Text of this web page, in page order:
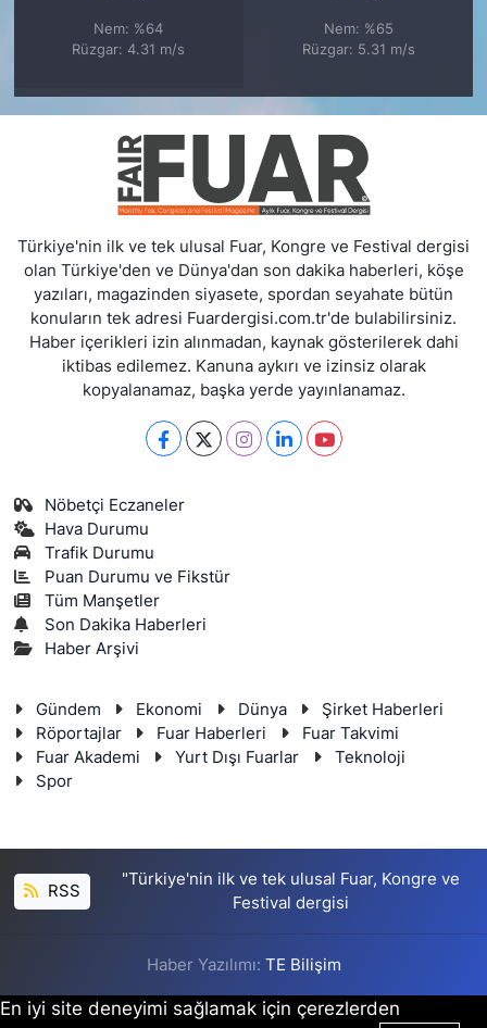
Nem: %64
Rüzgar: 4.31 m/s
Nem: %65
Rüzgar: 5.31 m/s
Türkiye'nin ilk ve tek ulusal Fuar, Kongre ve Festival dergisi
olan Türkiye'den ve Dünya'dan son dakika haberleri, köşe
yazıları, magazinden siyasete, spordan seyahate bütün
konuların tek adresi Fuardergisi.com.tr'de bulabilirsiniz.
Haber içerikleri izin alınmadan, kaynak gösterilerek dahi
iktibas edilemez. Kanuna aykırı ve izinsiz olarak
kopyalanamaz, başka yerde yayınlanamaz.
Nöbetçi Eczaneler
Hava Durumu
Trafik Durumu
Puan Durumu ve Fikstür
Tüm Manşetler
Son Dakika Haberleri
Haber Arşivi
Gündem Ekonomi Dünya
Şirket Haberleri
Röportajlar
Fuar Haberleri
Fuar Takvimi
Fuar Akademi
Yurt Dışı Fuarlar
Teknoloji
Spor
RSS
"Türkiye'nin ilk ve tek ulusal Fuar, Kongre ve
Festival dergisi
Haber Yazılımı: TE Bilişim
En iyi site deneyimi sağlamak için çerezlerden